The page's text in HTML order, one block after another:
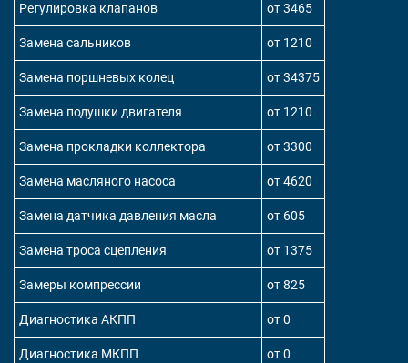
Регулировка клапанов от 3465
Замена сальников от 1210
Замена поршневых колец от 34375
Замена подушки двигателя от 1210
Замена прокладки коллектора от 3300
Замена масляного насоса от 4620
Замена датчика давления масла от 605
Замена троса сцепления от 1375
Замеры компрессии от 825
Диагностика АКПП от 0
Диагностика МКПП от 0